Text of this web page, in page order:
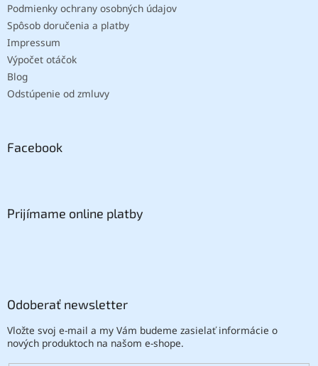
Podmienky ochrany osobných údajov
Spôsob doručenia a platby
Impressum
Výpočet otáčok
Blog
Odstúpenie od zmluvy
Facebook
Prijímame online platby
Odoberať newsletter
Vložte svoj e-mail a my Vám budeme zasielať informácie o
nových produktoch na našom e-shope.